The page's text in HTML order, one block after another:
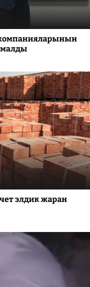
компанияларынын
элдик жаран